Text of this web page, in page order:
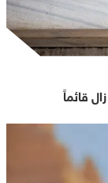
قائماً